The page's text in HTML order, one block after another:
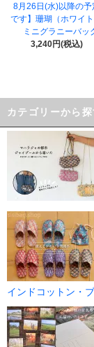
8月26日(水)以降の予
です】珊瑚（ホワイト
ミニグラニーバッ
3,240円(税込)
カテゴリーから探
インドコットン・